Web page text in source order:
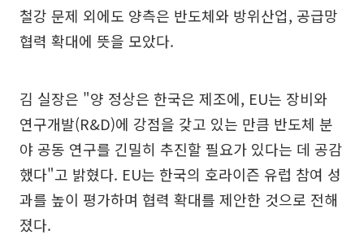
철강 문제 외에도 양측은 반도체와 방위산업, 공급망
협력 확대에 뜻을 모았다.
김 실장은 "양 정상은 한국은 제조에, EU는 장비와
연구개발(R&D)에 강점을 갖고 있는 만큼 반도체 분
야 공동 연구를 긴밀히 추진할 필요가 있다는 데 공감
했다"고 밝혔다. EU는 한국의 호라이즌 유럽 참여 성
과를 높이 평가하며 협력 확대를 제안한 것으로 전해
졌다.